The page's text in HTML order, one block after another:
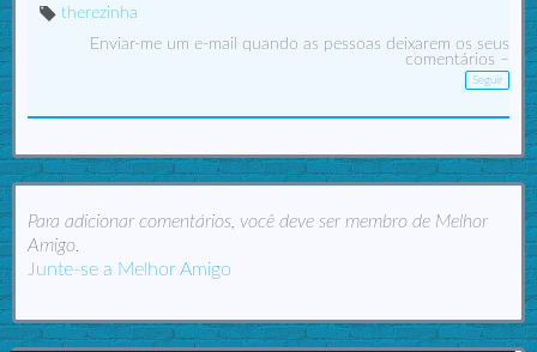
therezinha
Enviar-me um e-mail quando as pessoas deixarem os seus
comentários –
Seguir
Para adicionar comentários, você deve ser membro de Melhor
Amigo.
Junte-se a Melhor Amigo